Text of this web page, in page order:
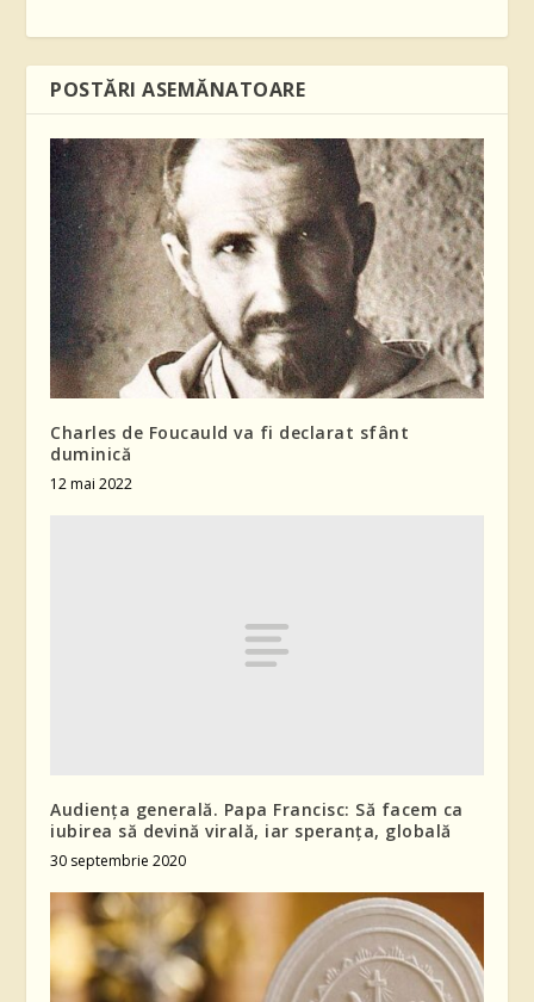
POSTĂRI ASEMĂNATOARE
Charles de Foucauld va fi declarat sfânt
duminică
12 mai 2022
Audiența generală. Papa Francisc: Să facem ca
iubirea să devină virală, iar speranța, globală
30 septembrie 2020